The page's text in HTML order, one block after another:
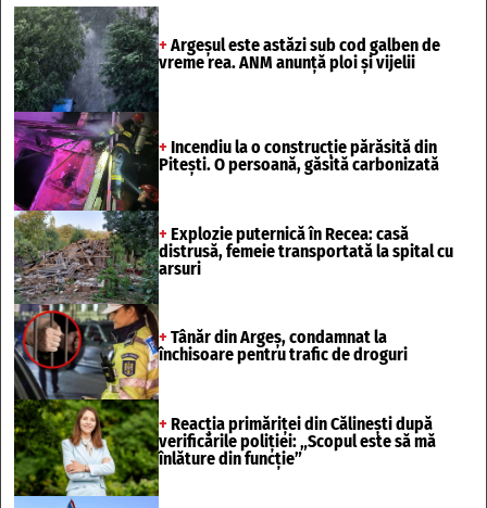
+ Argeșul este astăzi sub cod galben de
vreme rea. ANM anunță ploi și vijelii
+ Incendiu la o construcție părăsită din
Pitești. O persoană, găsită carbonizată
+ Explozie puternică în Recea: casă
distrusă, femeie transportată la spital cu
arsuri
+ Tânăr din Argeș, condamnat la
închisoare pentru trafic de droguri
+ Reacția primăriței din Călinești după
verificările poliției: „Scopul este să mă
înlăture din funcție”